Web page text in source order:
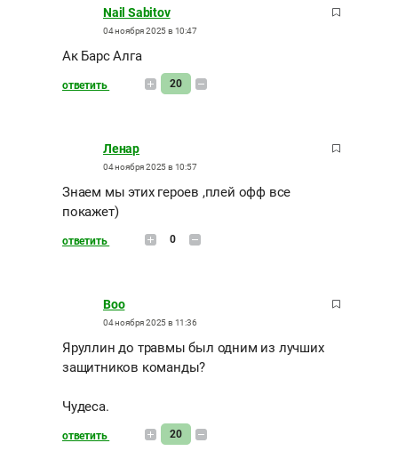
Nail Sabitov
04 ноября 2025 в 10:47
Ак Барс Алга
ответить 20
Ленар
04 ноября 2025 в 10:57
Знаем мы этих героев ,плей офф все
покажет)
ответить 0
Boo
04 ноября 2025 в 11:36
Яруллин до травмы был одним из лучших
защитников команды?
Чудеса.
ответить 20